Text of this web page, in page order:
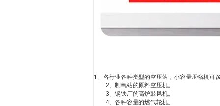
1、各行业各种类型的空压站，小容量压缩机可
2、制氧站的原料空压机。
3、钢铁厂的高炉鼓风机。
4、各种容量的燃气轮机。